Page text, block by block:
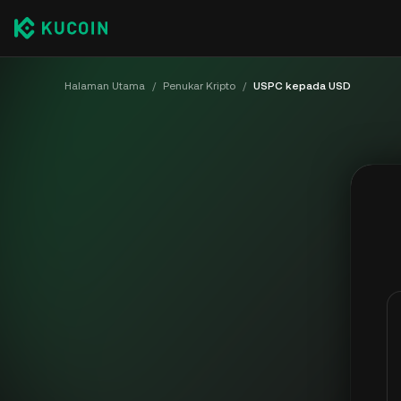
Halaman Utama / Penukar Kripto / USPC kepada USD